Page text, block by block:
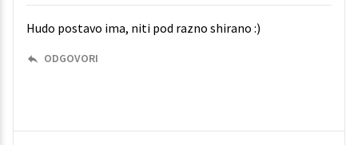
Hudo postavo ima, niti pod razno shirano :)
ODGOVORI